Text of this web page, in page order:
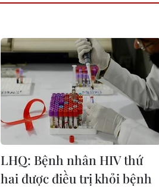
LHQ: Bệnh nhân HIV thứ
hai được điều trị khỏi bệnh